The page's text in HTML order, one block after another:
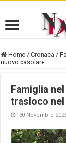
Home / Cronaca /
nuovo casolare
Famiglia
trasloco
30 Novembre